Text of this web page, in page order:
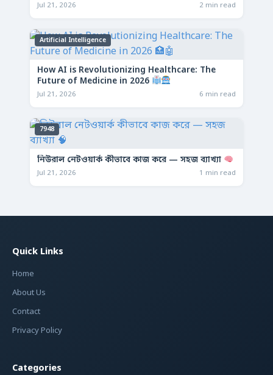
Jul 21, 2026 2 min read
Artificial Intelligence
How AI is Revolutionizing Healthcare: The
Future of Medicine in 2026
Jul 21, 2026 6 min read
7948
নিউরাল নেটওয়ার্ক কীভাবে কাজ করে — সহজ ব্যাখ্যা
Jul 21, 2026 1 min read
Quick Links
Home
About Us
Contact
Privacy Policy
Categories